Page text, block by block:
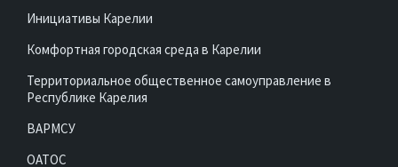
Комфортная городская среда в Карелии
Территориальное общественное самоуправление в
ВАРМСУ
ОАТОС